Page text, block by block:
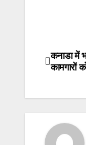
Post
कनाडा में
कामगारों